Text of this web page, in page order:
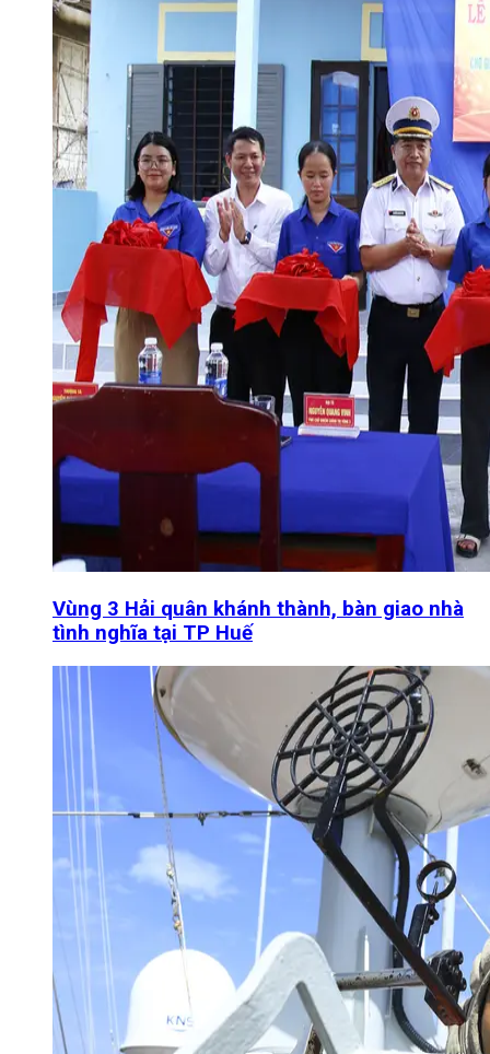
Vùng 3 Hải quân khánh thành, bàn giao nhà
tình nghĩa tại TP Huế